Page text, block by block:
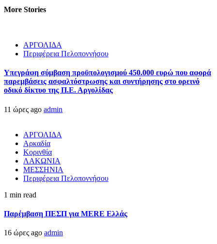
More Stories
ΑΡΓΟΛΙΔΑ
Περιφέρεια Πελοποννήσου
Υπεγράφη σύμβαση προϋπολογισμού 450.000 ευρώ που αφορά
παρεμβάσεις ασφαλτόστρωσης και συντήρησης στο ορεινό
οδικό δίκτυο της Π.Ε. Αργολίδας
11 ώρες ago admin
ΑΡΓΟΛΙΔΑ
Αρκαδία
Κορινθία
ΛΑΚΩΝΙΑ
ΜΕΣΣΗΝΙΑ
Περιφέρεια Πελοποννήσου
1 min read
Παρέμβαση ΠΕΣΠ για MERE Ελλάς
16 ώρες ago admin